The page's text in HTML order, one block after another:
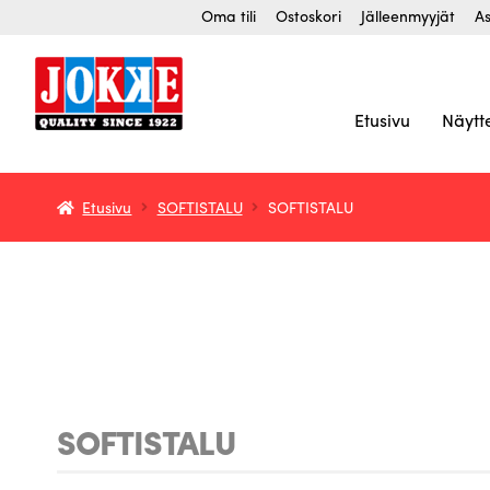
Oma tili Ostoskori Jälleenmyyjät
Etusivu
Etusivu SOFTISTALU SOFTISTALU
SOFTISTALU